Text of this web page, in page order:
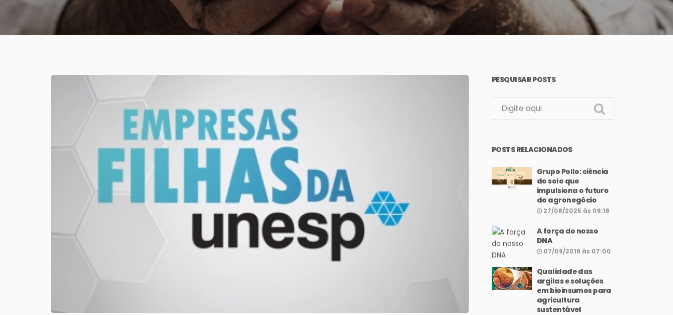
PESQUISAR POSTS
POSTS RELACIONADOS
Grupo Pollo: ciência
do solo que
impulsiona o futuro
do agronegócio
27/08/2025 às 09:18
A força do nosso
DNA
07/09/2019 às 07:00
Qualidade das
argilas e soluções
em bioinsumos para
agricultura
sustentável